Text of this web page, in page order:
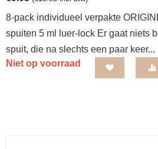
8-pack individueel verpakte
spuiten 5 ml luer-lock Er gaat niets
spuit, die na slechts een paar keer...
Niet op voorraad